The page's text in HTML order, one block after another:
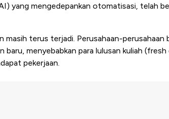
yang mengedepankan otomatisasi, telah
masih terus terjadi. Perusahaan-perusahaan
baru, menyebabkan para lulusan kuliah
pekerjaan.